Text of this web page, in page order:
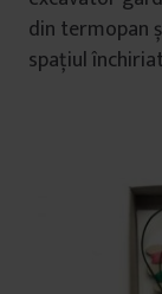
din termopan
spațiul